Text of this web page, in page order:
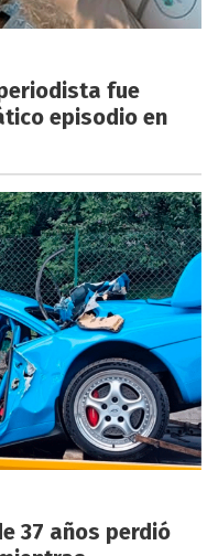
fue
episodio en
37 años perdió